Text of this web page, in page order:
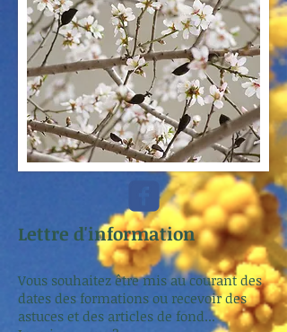
Lettre d'information
Vous souhaitez être mis au courant des
dates des formations ou recevoir des
astuces et des articles de fond...